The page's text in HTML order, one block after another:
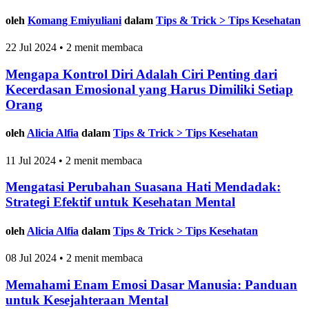
oleh Komang Emiyuliani dalam Tips & Trick > Tips Kesehatan
22 Jul 2024 • 2 menit membaca
Mengapa Kontrol Diri Adalah Ciri Penting dari
Kecerdasan Emosional yang Harus Dimiliki Setiap
Orang
oleh Alicia Alfia dalam Tips & Trick > Tips Kesehatan
11 Jul 2024 • 2 menit membaca
Mengatasi Perubahan Suasana Hati Mendadak:
Strategi Efektif untuk Kesehatan Mental
oleh Alicia Alfia dalam Tips & Trick > Tips Kesehatan
08 Jul 2024 • 2 menit membaca
Memahami Enam Emosi Dasar Manusia: Panduan
untuk Kesejahteraan Mental